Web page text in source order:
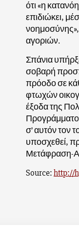
ότι «η
επιδιώκει,
αγοριών.
Σπάνια
σοβαρή
πρόοδο σε
φτωχών
έξοδα της
σ’ αυτόν τον
υποσχεθεί,
Μετάφραση-
Source: http://